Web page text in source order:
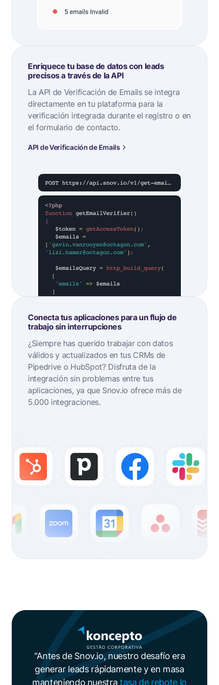
Enriquece tu base de datos con leads
precisos a través de la API
La API de Verificación de Emails se integra
directamente en tu plataforma para la
verificación integrada durante el registro o en
el formulario de contacto.
API de Verificación de Emails
Conecta tus aplicaciones para un flujo de
trabajo sin interrupciones
¿Siempre has querido trabajar con datos
válidos y actualizados en tus CRMs de
Pipedrive o HubSpot? Disfruta de la
integración sin problemas entre tus
aplicaciones, ya que Snov.io ofrece más de
5.000 integraciones.
"Antes de Snov.io, nuestro desafío era
generar leads rápidamente y en masa
manteniendo nuestra tasa de rebote lo